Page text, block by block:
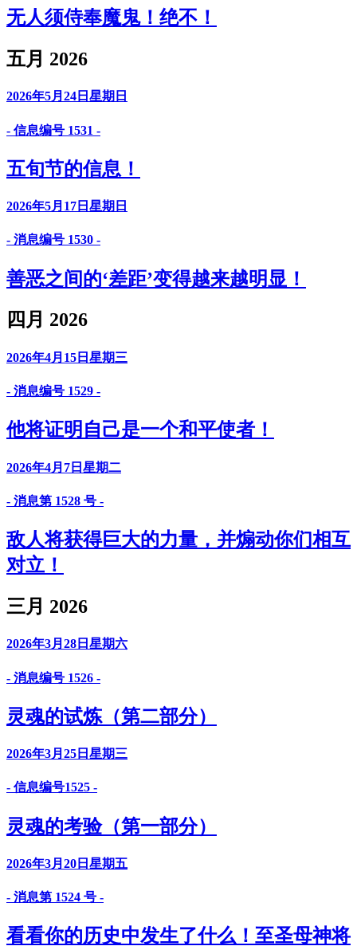
无人须侍奉魔鬼！绝不！
五月 2026
2026年5月24日星期日
- 信息编号 1531 -
五旬节的信息！
2026年5月17日星期日
- 消息编号 1530 -
善恶之间的‘差距’变得越来越明显！
四月 2026
2026年4月15日星期三
- 消息编号 1529 -
他将证明自己是一个和平使者！
2026年4月7日星期二
- 消息第 1528 号 -
敌人将获得巨大的力量，并煽动你们相互
对立！
三月 2026
2026年3月28日星期六
- 消息编号 1526 -
灵魂的试炼（第二部分）
2026年3月25日星期三
- 信息编号1525 -
灵魂的考验（第一部分）
2026年3月20日星期五
- 消息第 1524 号 -
看看你的历史中发生了什么！至圣母神将